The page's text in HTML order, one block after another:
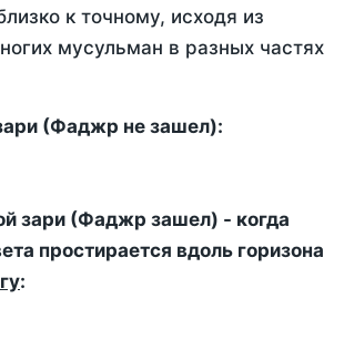
к точному, исходя из
мусульман в разных частях
(Фаджр не зашел):
зари (Фаджр зашел) - когда
простирается вдоль горизона
: